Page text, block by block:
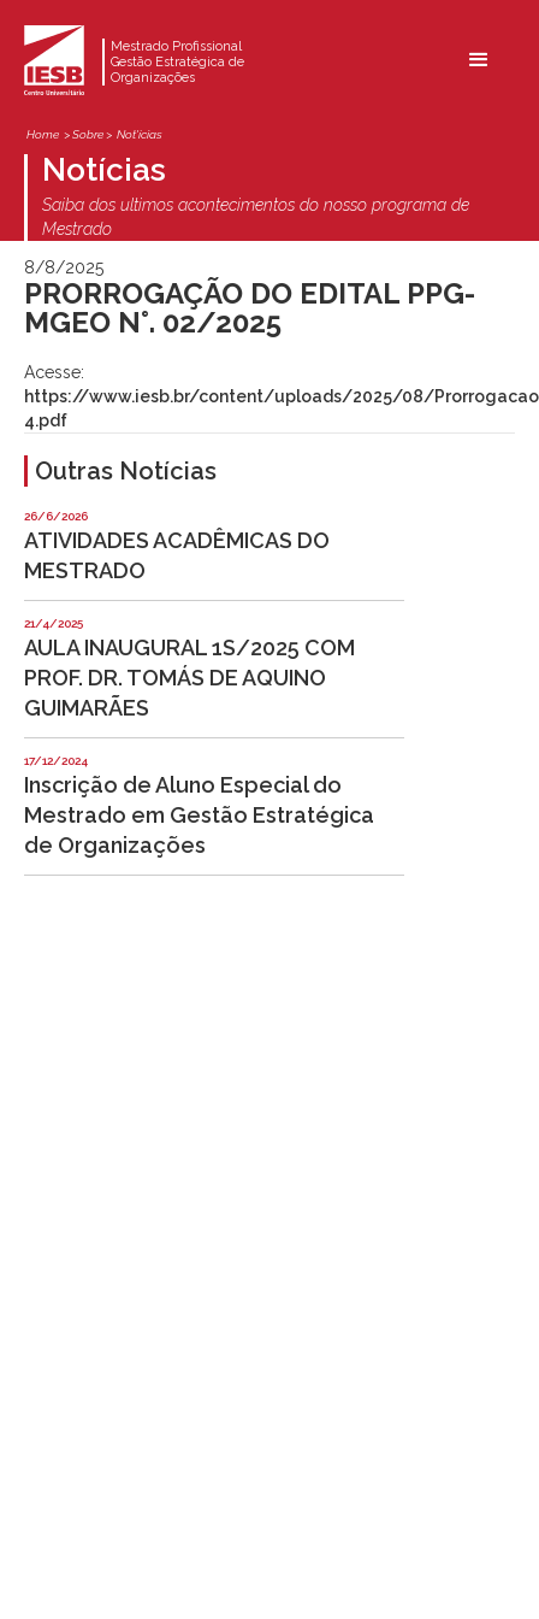
Mestrado Profissional
Gestão Estratégica de
Organizações
Home > Sobre > Not'ícias
Notícias
Saiba dos ultimos acontecimentos do nosso programa de
Mestrado
8/8/2025
PRORROGAÇÃO DO EDITAL PPG-
MGEO N°. 02/2025
Acesse:
https://www.iesb.br/content/uploads/2025/08/
4.pdf
Outras Notícias
26/6/2026
ATIVIDADES ACADÊMICAS DO
MESTRADO
21/4/2025
AULA INAUGURAL 1S/2025 COM
PROF. DR. TOMÁS DE AQUINO
GUIMARÃES
17/12/2024
Inscrição de Aluno Especial do
Mestrado em Gestão Estratégica
de Organizações